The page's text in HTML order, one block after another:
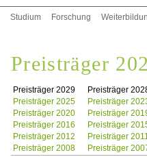
Studium Forschung
Preisträger
Preisträger 2029
Preisträger
Preisträger 2025
Preisträger
Preisträger 2020
Preisträger
Preisträger 2016
Preisträger
Preisträger 2012
Preisträger
Preisträger 2008
Preisträger